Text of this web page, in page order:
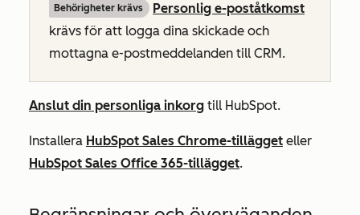
Behörigheter krävs
Personlig e-poståtkomst
krävs för att logga dina skickade och
mottagna e-postmeddelanden till CRM.
Anslut din personliga inkorg till HubSpot.
Installera HubSpot Sales Chrome-tillägget eller
HubSpot Sales Office 365-tillägget.